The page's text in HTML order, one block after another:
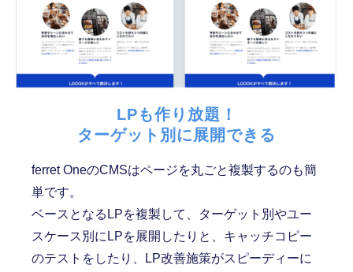
LPも作り放題！
ターゲット別に展開できる
ferret OneのCMSはページを丸ごと複製するのも簡
単です。
ベースとなるLPを複製して、ターゲット別やユー
スケース別にLPを展開したりと、キャッチコピー
のテストをしたり、LP改善施策がスピーディーに